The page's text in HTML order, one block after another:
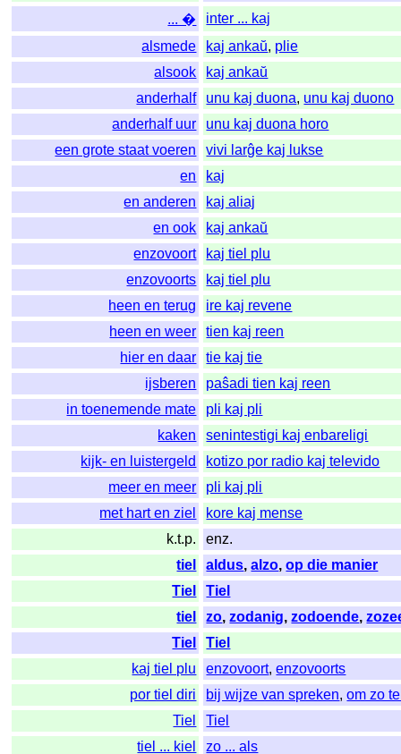
... �
inter ... kaj
alsmede
kaj ankaŭ, plie
alsook
kaj ankaŭ
anderhalf
unu kaj duona, unu kaj duono
anderhalf uur
unu kaj duona horo
een grote staat voeren
vivi larĝe kaj lukse
en
kaj
en anderen
kaj aliaj
en ook
kaj ankaŭ
enzovoort
kaj tiel plu
enzovoorts
kaj tiel plu
heen en terug
ire kaj revene
heen en weer
tien kaj reen
hier en daar
tie kaj tie
ijsberen
paŝadi tien kaj reen
in toenemende mate
pli kaj pli
kaken
senintestigi kaj enbareligi
kijk- en luistergeld
kotizo por radio kaj televido
meer en meer
pli kaj pli
met hart en ziel
kore kaj mense
k.t.p.
enz.
tiel
aldus,alzo,op die manier
Tiel
Tiel
tiel
zo,zodanig,zodoende,
Tiel
Tiel
kaj tiel plu
enzovoort,enzovoorts
por tiel diri
bij wijze van spreken,om zo
Tiel
Tiel
tiel ... kiel
zo ... als